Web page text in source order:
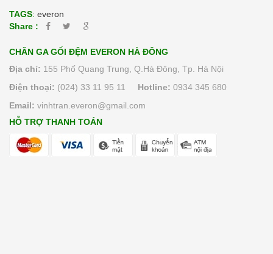
TAGS: everon
Share :
CHĂN GA GỐI ĐỆM EVERON HÀ ĐÔNG
Địa chỉ: 155 Phố Quang Trung, Q.Hà Đông, Tp. Hà Nội
Điện thoại: (024) 33 11 95 11 Hotline: 0934 345 680
Email: vinhtran.everon@gmail.com
HỖ TRỢ THANH TOÁN